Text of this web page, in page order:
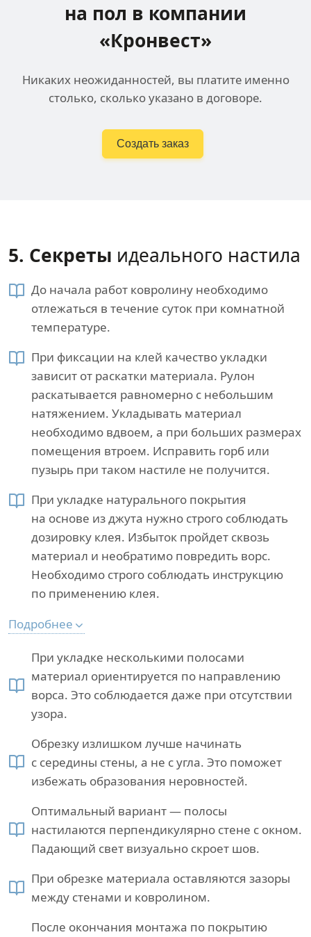
на пол в компании
«Кронвест»
Никаких неожиданностей, вы платите именно
столько, сколько указано в договоре.
Создать заказ
5. Секреты​ идеального настила
До начала работ ковролину необходимо
отлежаться в течение суток при комнатной
температуре.
При фиксации на клей качество укладки
зависит от раскатки материала. Рулон
раскатывается равномерно с небольшим
натяжением. Укладывать материал
необходимо вдвоем, а при больших размерах
помещения втроем. Исправить горб или
пузырь при таком настиле не получится.
При укладке натурального покрытия
на основе из джута нужно строго соблюдать
дозировку клея. Избыток пройдет сквозь
материал и необратимо повредить ворс.
Необходимо строго соблюдать инструкцию
по применению клея.
Подробнее
При укладке несколькими полосами
материал ориентируется по направлению
ворса. Это соблюдается даже при отсутствии
узора.
Обрезку излишком лучше начинать
с середины стены, а не с угла. Это поможет
избежать образования неровностей.
Оптимальный вариант — полосы
настилаются перпендикулярно стене с окном.
Падающий свет визуально скроет шов.
При обрезке материала оставляются зазоры
между стенами и ковролином.
После окончания монтажа по покрытию